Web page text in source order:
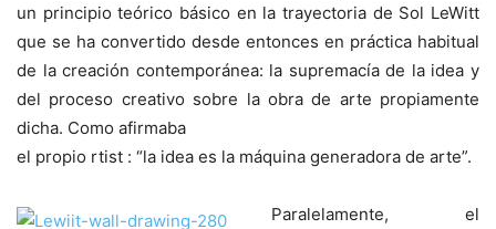
un principio teórico básico en la trayectoria de Sol LeWitt
que se ha convertido desde entonces en práctica habitual
de la creación contemporánea: la supremacía de la idea y
del proceso creativo sobre la obra de arte propiamente
dicha. Como afirmaba
el propio rtist : “la idea es la máquina generadora de arte”.
Paralelamente, el